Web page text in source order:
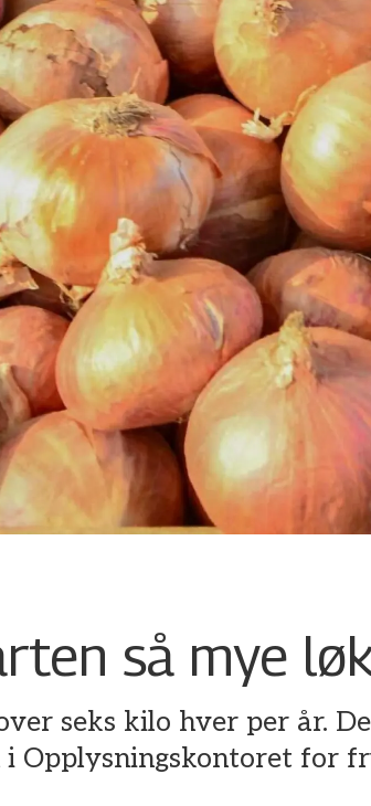
så mye
seks kilo hver per år.
i Opplysningskontoret for